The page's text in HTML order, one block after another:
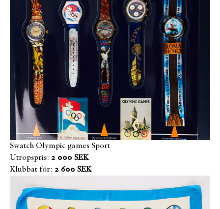
Swatch Olympic games Sport
Utropspris: 2 000 SEK
Klubbat för: 2 600 SEK